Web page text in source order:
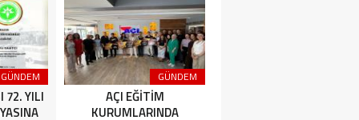
GÜNDEM
72. YILI
GÜNDEM
AÇI EĞİTİM
KURUMLARINDA